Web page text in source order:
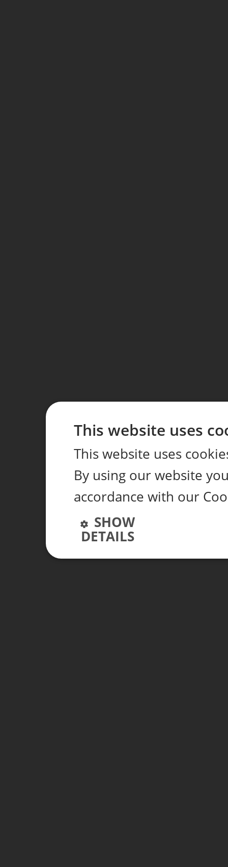
This website uses
This website uses
By using our website
accordance with our
SHOW
DETAILS